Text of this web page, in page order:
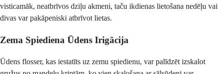
visticamāk, neatbrīvos dziļu akmeni, taču ikdienas lietošana nedēļu vai
divas var pakāpeniski atbrīvot lietas.
Zema Spiediena Ūdens Irigācija
Ūdens flosser, kas iestatīts uz zemu spiedienu, var palīdzēt izskalot